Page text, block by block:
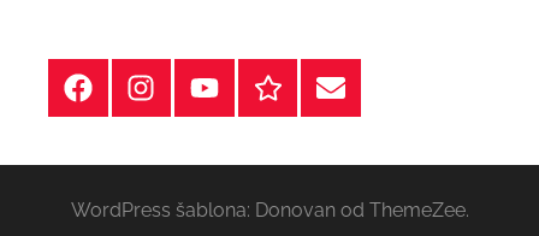
FacebookInstagram
YT
Redakční
kontakty
E-
mail
WordPress šablona: Donovan od ThemeZee.